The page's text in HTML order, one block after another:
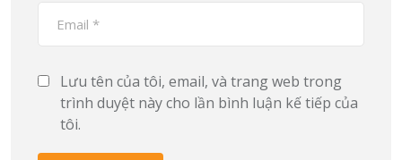
Lưu tên của tôi, email, và trang web trong
trình duyệt này cho lần bình luận kế tiếp của
tôi.